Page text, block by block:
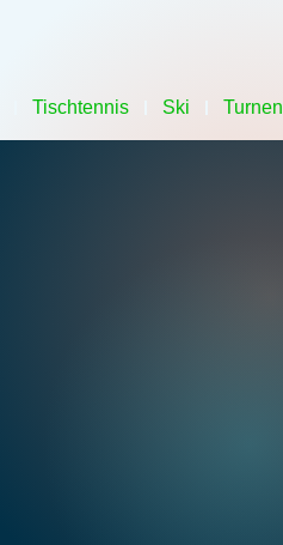
Tischtennis Ski Turnen